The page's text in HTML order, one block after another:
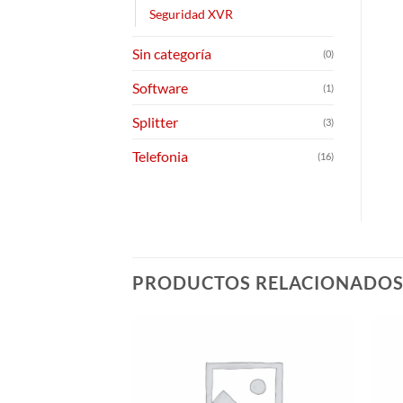
Seguridad XVR
Sin categoría (0)
Software (1)
Splitter (3)
Telefonia (16)
PRODUCTOS RELACIONADOS